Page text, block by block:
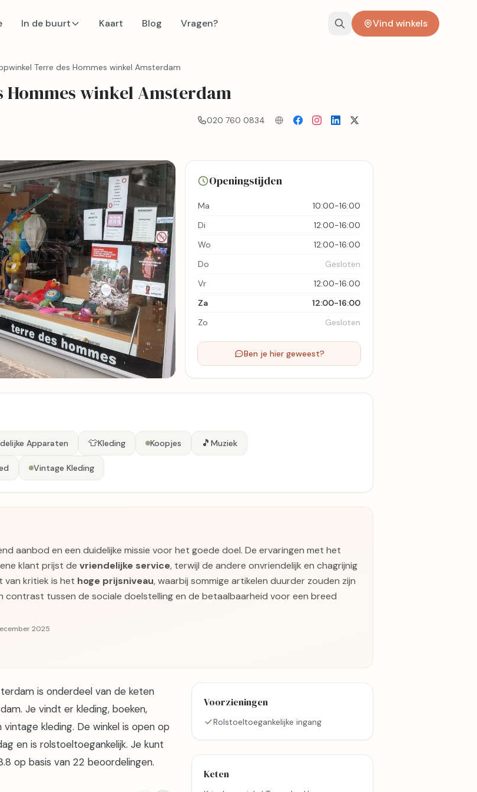
In de buurt Kaart Blog Vragen? Vind winkels
Terre des Hommes winkel Amsterdam
winkel Amsterdam
020 760 0834
Openingstijden
Ma
10:00-16:00
Di
12:00-16:00
Wo
12:00-16:00
Do
Gesloten
Vr
12:00-16:00
Za
12:00-16:00
Zo
Gesloten
Ben je hier geweest?
Apparaten 👕Kleding Koopjes 🎵 Muziek
Vintage Kleding
aanbod en een duidelijke missie voor het goede doel. De ervaringen met het
klant prijst de vriendelijke service, terwijl de andere onvriendelijk en chagrijnig
van kritiek is het hoge prijsniveau, waarbij sommige artikelen duurder zouden zijn
contrast tussen de sociale doelstelling en de betaalbaarheid voor een breed
2025
is onderdeel van de keten
Je vindt er kleding, boeken,
kleding. De winkel is open op
en is rolstoeltoegankelijk. Je kunt
op basis van 22 beoordelingen.
Voorzieningen
Rolstoeltoegankelijke ingang
Keten